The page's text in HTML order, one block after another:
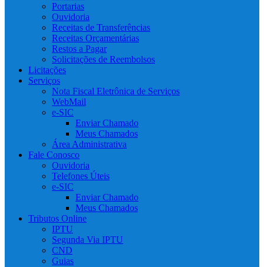
Portarias
Ouvidoria
Receitas de Transferências
Receitas Orçamentárias
Restos a Pagar
Solicitações de Reembolsos
Licitações
Serviços
Nota Fiscal Eletrônica de Serviços
WebMail
e-SIC
Enviar Chamado
Meus Chamados
Área Administrativa
Fale Conosco
Ouvidoria
Telefones Úteis
e-SIC
Enviar Chamado
Meus Chamados
Tributos Online
IPTU
Segunda Via IPTU
CND
Guias